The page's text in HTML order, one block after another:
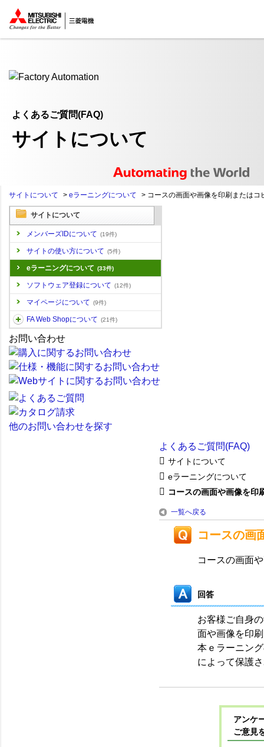
ここから本文
よくあるご質問(FAQ)
サイトについて
サイトについて > eラーニングについて > コースの画面や画像を印刷またはコ
サイトについて
メンバーズIDについて (19件)
サイトの使い方について (5件)
eラーニングについて (33件)
ソフトウェア登録について (12件)
マイページについて (9件)
FA Web Shopについて (21件)
お問い合わせ
他のお問い合わせを探す
よくあるご質問(FAQ)
サイトについて
eラーニングについて
コースの画面や画像を印
一覧へ戻る
コースの画
コースの画面
回答
お客様ご自身
面や画像を印
本ｅラーニン
によって保護
アンケ
ご意見